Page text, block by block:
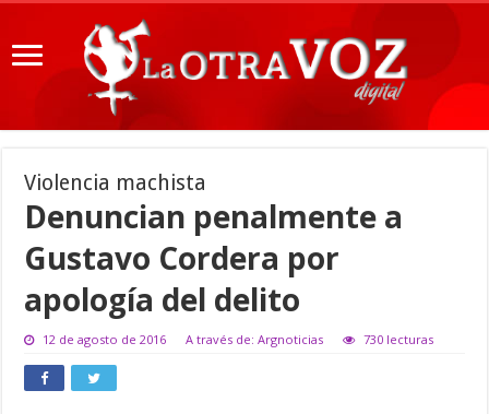
Violencia machista
Denuncian penalmente a
Gustavo Cordera por
apología del delito
12 de agosto de 2016 A través de: Argnoticias 730 lecturas